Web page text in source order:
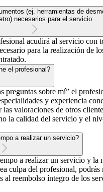
(ej. herramientas de
necesarios para el servicio
acudirá al servicio con
para la realización de
el profesional?
preguntas sobre mí” el
y experiencia
las valoraciones de otros
la calidad del servicio y el
a realizar un servicio?
a realizar un servicio y la
culpa del profesional, podrás
al reembolso íntegro de los